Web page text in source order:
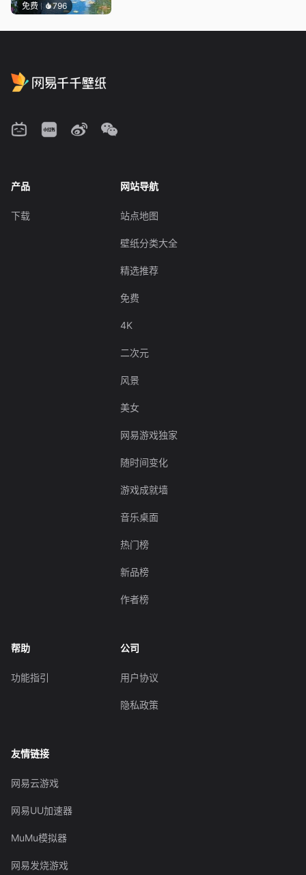
免费 796
产品
下载
网站导航
站点地图
壁纸分类大全
精选推荐
免费
4K
二次元
风景
美女
网易游戏独家
随时间变化
游戏成就墙
音乐桌面
热门榜
新品榜
作者榜
帮助
功能指引
公司
用户协议
隐私政策
友情链接
网易云游戏
网易UU加速器
MuMu模拟器
网易发烧游戏